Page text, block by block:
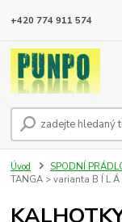
+420 774 911 574
Úvod SPODNÍ
TANGA > varianta B Í L Á